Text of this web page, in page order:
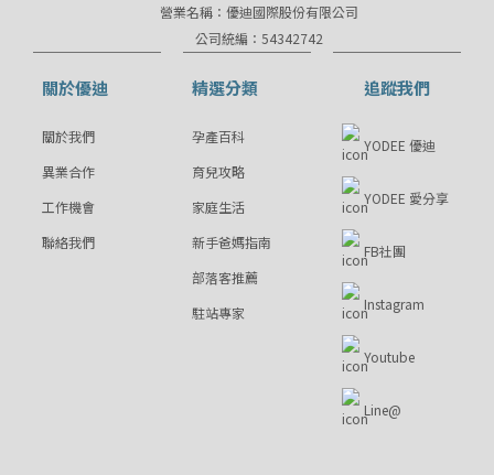
營業名稱：優迪國際股份有限公司
公司統編：54342742
關於優迪
關於我們
異業合作
工作機會
聯絡我們
精選分類
孕產百科
育兒攻略
家庭生活
新手爸媽指南
部落客推薦
駐站專家
追蹤我們
YODEE 優迪
YODEE 愛分享
FB社團
Instagram
Youtube
Line@